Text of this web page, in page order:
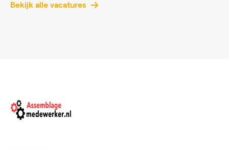
Bekijk alle vacatures